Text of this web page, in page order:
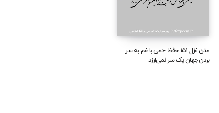
متن غزل ۱۵۱ حافظ -دمی با غم به سر
بردن جهان یک سر نمی‌ارزد